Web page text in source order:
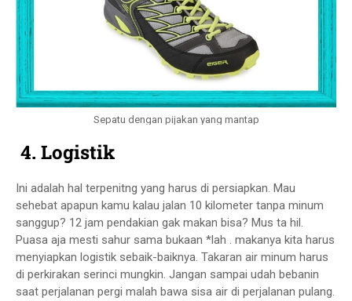
Sepatu dengan pijakan yang mantap
4. Logistik
Ini adalah hal terpenitng yang harus di persiapkan. Mau
sehebat apapun kamu kalau jalan 10 kilometer tanpa minum
sanggup? 12 jam pendakian gak makan bisa? Mus ta hil.
Puasa aja mesti sahur sama bukaan *lah . makanya kita harus
menyiapkan logistik sebaik-baiknya. Takaran air minum harus
di perkirakan serinci mungkin. Jangan sampai udah bebanin
saat perjalanan pergi malah bawa sisa air di perjalanan pulang.